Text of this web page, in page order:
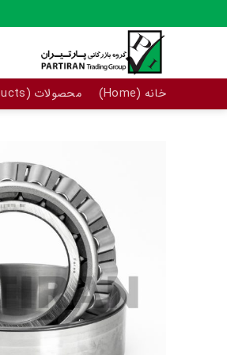
to
خانه (Home) محصولات (Products)